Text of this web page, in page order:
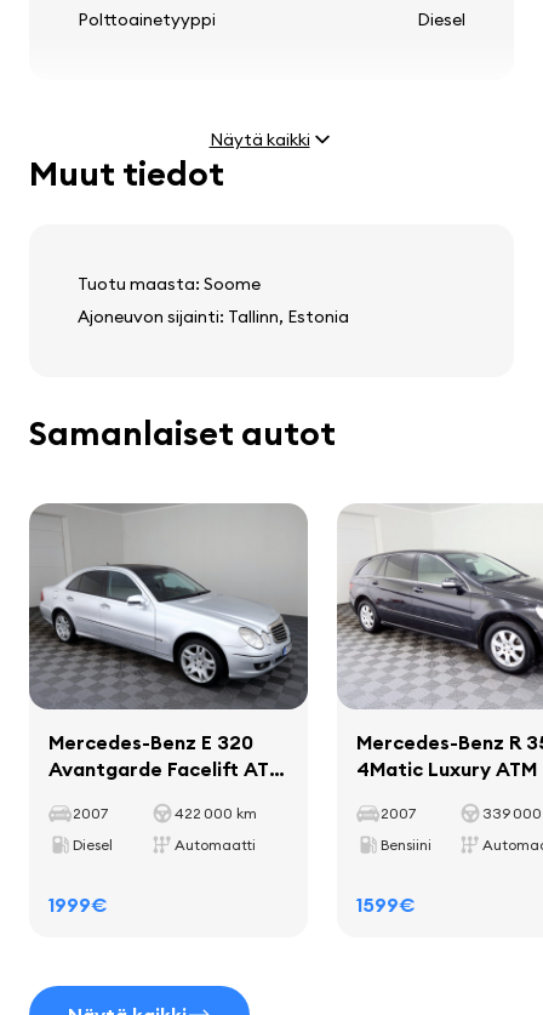
kevytmetallivanteet
Ohjauspyörä
kaiuttimet
navigaattorijärjestelmä
Sisustus
sisätilan koristelevyt
mukitelineet
puoliksi nahkaverhoilu
Polttoainetyyppi Diesel
Moottori
Tyhjä paino
Kantavuus
625 kg
3215 mm
Näytä kaikki
Muut tiedot
Tuotu maasta: Soome
Ajoneuvon sijainti: Tallinn, Estonia
Samanlaiset autot
Mercedes-Benz E 320
Avantgarde Facelift ATM
2007
422 000 km
Diesel
Automaatti
1999€
Mercedes-Benz R
4Matic Luxury ATM
2007
339
Bensiini
1599€